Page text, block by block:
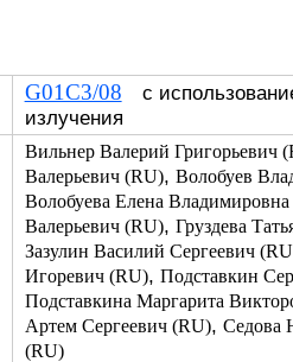
G01C3/08 с
излучения
Вильнер Валерий Григорьевич
Валерьевич (RU), Волобуев
Волобуева Елена
Валерьевич (RU), Груздева
Зазулин Василий Сергеевич
Игоревич (RU), Подставкин
Подставкина Маргарита
Артем Сергеевич (RU), Седова
(RU)